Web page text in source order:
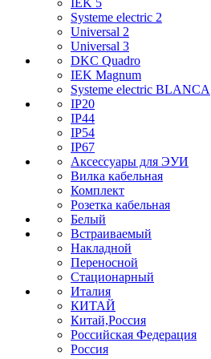
IEK 5
Systeme electric 2
Universal 2
Universal 3
DKC Quadro
IEK Magnum
Systeme electric BLANCA
IP20
IP44
IP54
IP67
Аксессуары для ЭУИ
Вилка кабельная
Комплект
Розетка кабельная
Белый
Встраиваемый
Накладной
Переносной
Стационарный
Италия
КИТАЙ
Китай,Россия
Российская Федерация
Россия